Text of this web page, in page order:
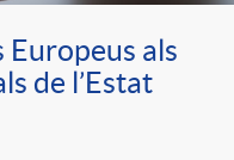
Europeus als
de l’Estat